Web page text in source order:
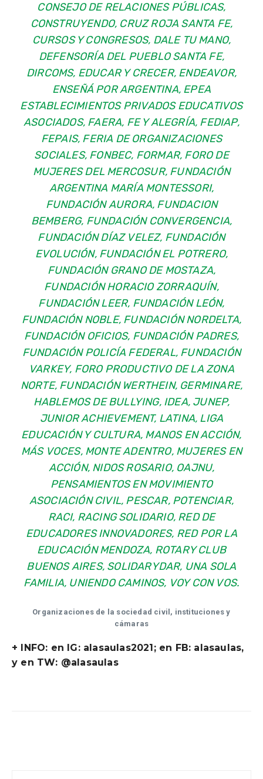
CONSEJO DE RELACIONES PÚBLICAS,
CONSTRUYENDO, CRUZ ROJA SANTA FE,
CURSOS Y CONGRESOS, DALE TU MANO,
DEFENSORÍA DEL PUEBLO SANTA FE,
DIRCOMS, EDUCAR Y CRECER, ENDEAVOR,
ENSEÑÁ POR ARGENTINA, EPEA
ESTABLECIMIENTOS PRIVADOS EDUCATIVOS
ASOCIADOS, FAERA, FE Y ALEGRÍA, FEDIAP,
FEPAIS, FERIA DE ORGANIZACIONES
SOCIALES, FONBEC, FORMAR, FORO DE
MUJERES DEL MERCOSUR, FUNDACIÓN
ARGENTINA MARÍA MONTESSORI,
FUNDACIÓN AURORA, FUNDACION
BEMBERG, FUNDACIÓN CONVERGENCIA,
FUNDACIÓN DÍAZ VELEZ, FUNDACIÓN
EVOLUCIÓN, FUNDACIÓN EL POTRERO,
FUNDACIÓN GRANO DE MOSTAZA,
FUNDACIÓN HORACIO ZORRAQUÍN,
FUNDACIÓN LEER, FUNDACIÓN LEÓN,
FUNDACIÓN NOBLE, FUNDACIÓN NORDELTA,
FUNDACIÓN OFICIOS, FUNDACIÓN PADRES,
FUNDACIÓN POLICÍA FEDERAL, FUNDACIÓN
VARKEY, FORO PRODUCTIVO DE LA ZONA
NORTE, FUNDACIÓN WERTHEIN, GERMINARE,
HABLEMOS DE BULLYING, IDEA, JUNEP,
JUNIOR ACHIEVEMENT, LATINA, LIGA
EDUCACIÓN Y CULTURA, MANOS EN ACCIÓN,
MÁS VOCES, MONTE ADENTRO, MUJERES EN
ACCIÓN, NIDOS ROSARIO, OAJNU,
PENSAMIENTOS EN MOVIMIENTO
ASOCIACIÓN CIVIL, PESCAR, POTENCIAR,
RACI, RACING SOLIDARIO, RED DE
EDUCADORES INNOVADORES, RED POR LA
EDUCACIÓN MENDOZA, ROTARY CLUB
BUENOS AIRES, SOLIDARYDAR, UNA SOLA
FAMILIA, UNIENDO CAMINOS, VOY CON VOS.
Organizaciones de la sociedad civil, instituciones y
cámaras
+ INFO: en IG: alasaulas2021; en FB: alasaulas,
y en TW: @alasaulas